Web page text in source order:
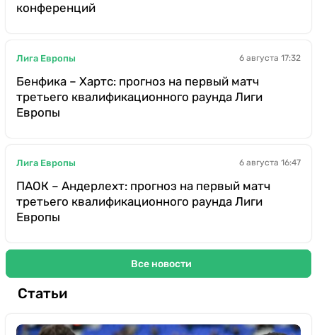
конференций
Лига Европы 6 августа 17:32
Бенфика – Хартс: прогноз на первый матч
третьего квалификационного раунда Лиги
Европы
Лига Европы 6 августа 16:47
ПАОК – Андерлехт: прогноз на первый матч
третьего квалификационного раунда Лиги
Европы
Все новости
Статьи